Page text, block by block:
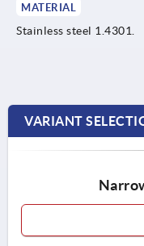
MATERIAL
Stainless steel 1.4301.
VARIANT